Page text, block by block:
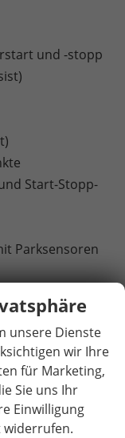
und -stopp
Start-Stopp-
Parksensoren
unsere Dienste
wir Ihre
für Marketing,
Sie uns Ihr
Einwilligung
widerrufen.